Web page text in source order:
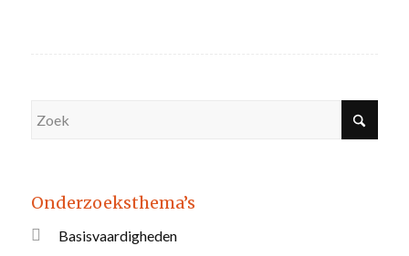
Onderzoeksthema’s
Basisvaardigheden